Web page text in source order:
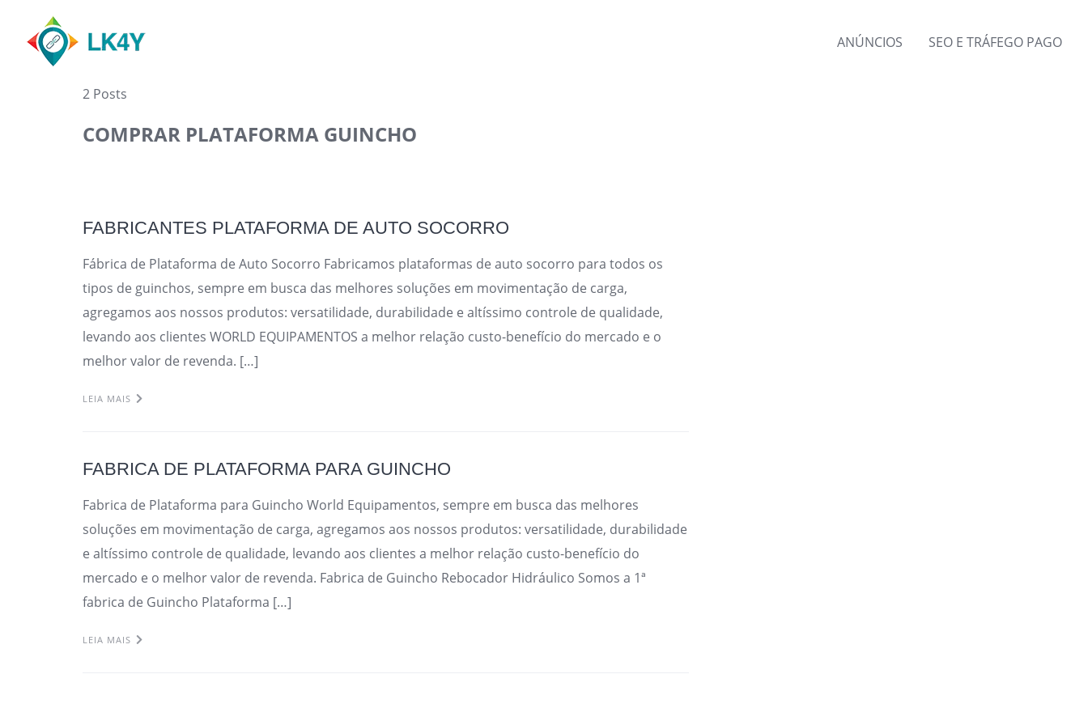
content
ANÚNCIOS SEO E TRÁFEGO PAGO
2 Posts
COMPRAR PLATAFORMA GUINCHO
FABRICANTES PLATAFORMA DE AUTO SOCORRO
Fábrica de Plataforma de Auto Socorro Fabricamos plataformas de auto socorro para todos os
tipos de guinchos, sempre em busca das melhores soluções em movimentação de carga,
agregamos aos nossos produtos: versatilidade, durabilidade e altíssimo controle de qualidade,
levando aos clientes WORLD EQUIPAMENTOS a melhor relação custo-benefício do mercado e o
melhor valor de revenda. […]
LEIA MAIS
FABRICA DE PLATAFORMA PARA GUINCHO
Fabrica de Plataforma para Guincho World Equipamentos, sempre em busca das melhores
soluções em movimentação de carga, agregamos aos nossos produtos: versatilidade, durabilidade
e altíssimo controle de qualidade, levando aos clientes a melhor relação custo-benefício do
mercado e o melhor valor de revenda. Fabrica de Guincho Rebocador Hidráulico Somos a 1ª
fabrica de Guincho Plataforma […]
LEIA MAIS